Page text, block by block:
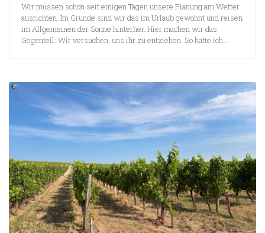
Wir müssen schon seit einigen Tagen unsere Planung am Wetter
ausrichten. Im Grunde sind wir das im Urlaub gewohnt und reisen
im Allgemeinen der Sonne hinterher. Hier machen wir das
Gegenteil: Wir versuchen, uns ihr zu entziehen. So hatte ich...